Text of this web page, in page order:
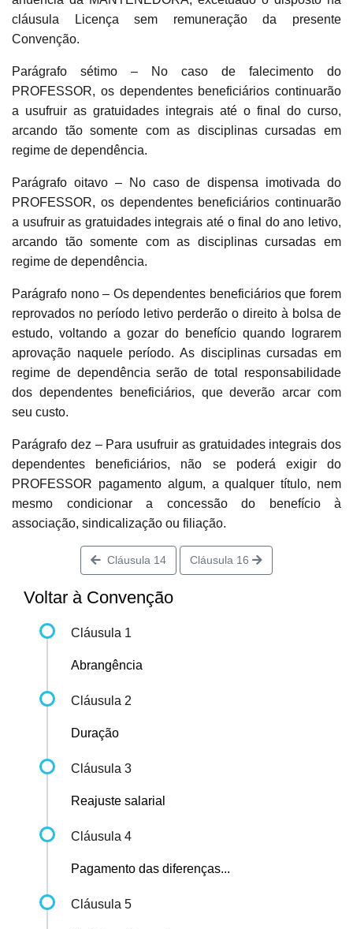
cláusula Licença sem remuneração da presente
Convenção.
Parágrafo sétimo – No caso de falecimento do
PROFESSOR, os dependentes beneficiários continuarão
a usufruir as gratuidades integrais até o final do curso,
arcando tão somente com as disciplinas cursadas em
regime de dependência.
Parágrafo oitavo – No caso de dispensa imotivada do
PROFESSOR, os dependentes beneficiários continuarão
a usufruir as gratuidades integrais até o final do ano letivo,
arcando tão somente com as disciplinas cursadas em
regime de dependência.
Parágrafo nono – Os dependentes beneficiários que forem
reprovados no período letivo perderão o direito à bolsa de
estudo, voltando a gozar do benefício quando lograrem
aprovação naquele período. As disciplinas cursadas em
regime de dependência serão de total responsabilidade
dos dependentes beneficiários, que deverão arcar com
seu custo.
Parágrafo dez – Para usufruir as gratuidades integrais dos
dependentes beneficiários, não se poderá exigir do
PROFESSOR pagamento algum, a qualquer título, nem
mesmo condicionar a concessão do benefício à
associação, sindicalização ou filiação.
Cláusula 14 Cláusula 16
Voltar à Convenção
Cláusula 1
Abrangência
Cláusula 2
Duração
Cláusula 3
Reajuste salarial
Cláusula 4
Pagamento das diferenças...
Cláusula 5